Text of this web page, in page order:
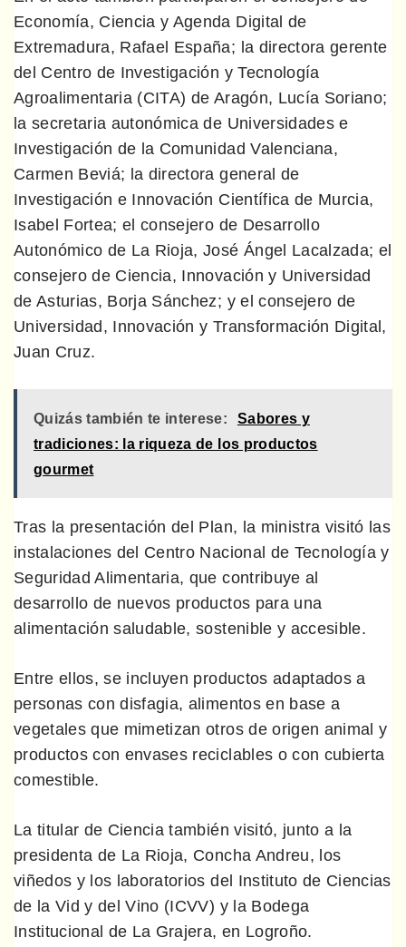
Economía, Ciencia y Agenda Digital de
Extremadura, Rafael España; la directora gerente
del Centro de Investigación y Tecnología
Agroalimentaria (CITA) de Aragón, Lucía Soriano;
la secretaria autonómica de Universidades e
Investigación de la Comunidad Valenciana,
Carmen Beviá; la directora general de
Investigación e Innovación Científica de Murcia,
Isabel Fortea; el consejero de Desarrollo
Autonómico de La Rioja, José Ángel Lacalzada; el
consejero de Ciencia, Innovación y Universidad
de Asturias, Borja Sánchez; y el consejero de
Universidad, Innovación y Transformación Digital,
Juan Cruz.
Quizás también te interese:
Sabores y
tradiciones: la riqueza de los productos
gourmet
Tras la presentación del Plan, la ministra visitó las
instalaciones del Centro Nacional de Tecnología y
Seguridad Alimentaria, que contribuye al
desarrollo de nuevos productos para una
alimentación saludable, sostenible y accesible.
Entre ellos, se incluyen productos adaptados a
personas con disfagia, alimentos en base a
vegetales que mimetizan otros de origen animal y
productos con envases reciclables o con cubierta
comestible.
La titular de Ciencia también visitó, junto a la
presidenta de La Rioja, Concha Andreu, los
viñedos y los laboratorios del Instituto de Ciencias
de la Vid y del Vino (ICVV) y la Bodega
Institucional de La Grajera, en Logroño.